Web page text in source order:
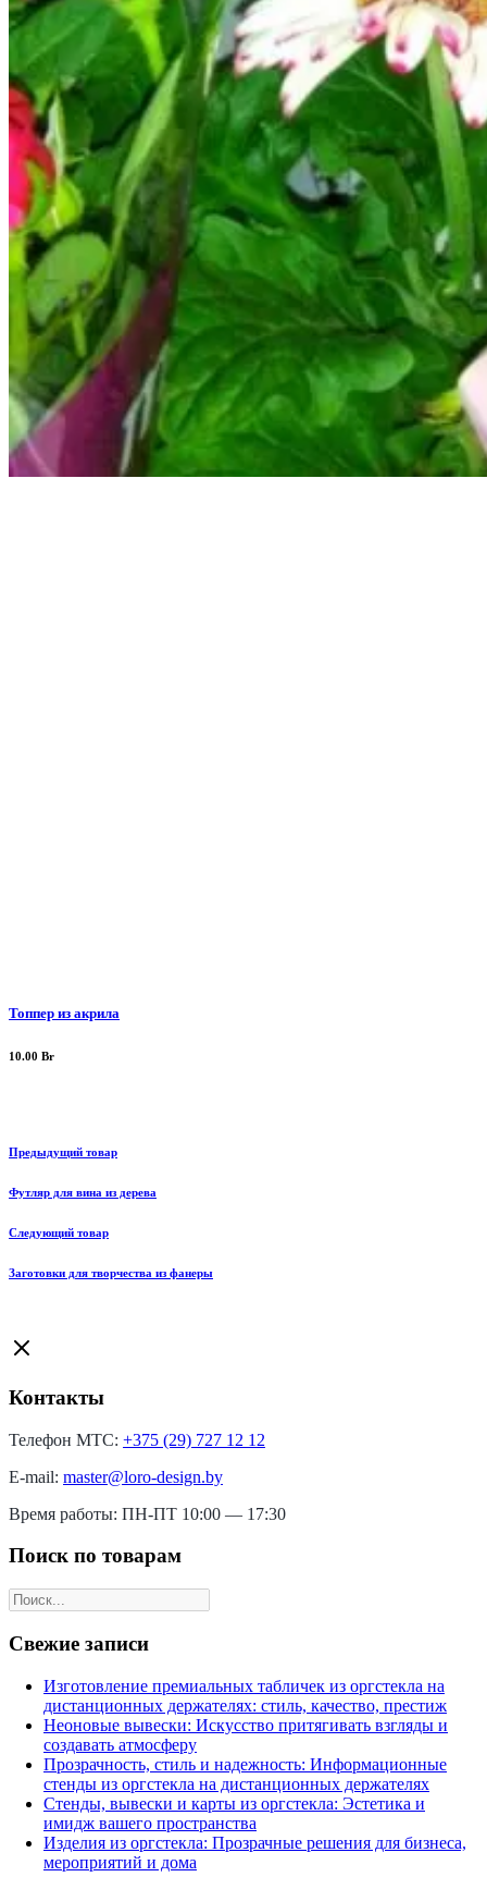
Топпер из акрила
10.00 Br
Предыдущий товар
Футляр для вина из дерева
Следующий товар
Заготовки для творчества из фанеры
Контакты
Телефон МТС: +375 (29) 727 12 12
E-mail: master@loro-design.by
Время работы: ПН-ПТ 10:00 — 17:30
Поиск по товарам
Свежие записи
Изготовление премиальных табличек из оргстекла на
дистанционных держателях: стиль, качество, престиж
Неоновые вывески: Искусство притягивать взгляды и
создавать атмосферу
Прозрачность, стиль и надежность: Информационные
стенды из оргстекла на дистанционных держателях
Стенды, вывески и карты из оргстекла: Эстетика и
имидж вашего пространства
Изделия из оргстекла: Прозрачные решения для бизнеса,
мероприятий и дома